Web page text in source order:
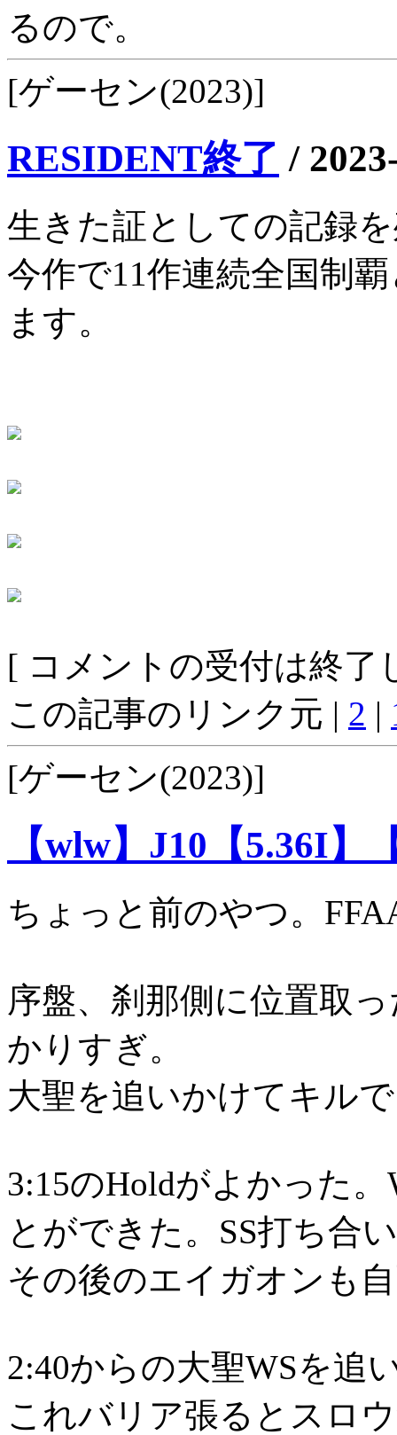
るので。
[ゲーセン(2023)]
RESIDENT終了 /
生きた証としての記録
今作で11作連続全国制
ます。
[ コメントの受付は終了
この記事のリンク元 | 2 |
[ゲーセン(2023)]
【wlw】J10【5.36I】
ちょっと前のやつ。
序盤、刹那側に位置取
かりすぎ。
大聖を追いかけてキル
3:15のHoldがよかった
とができた。SS打ち合
その後のエイガオンも
2:40からの大聖WSを追
これバリア張るとスロ